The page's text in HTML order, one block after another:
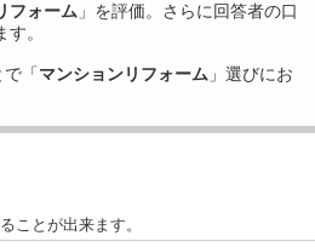
フォーム 」を評価。さらに回答者の口
。
「マンションリフォーム 」選びにお
ことが出来ます。